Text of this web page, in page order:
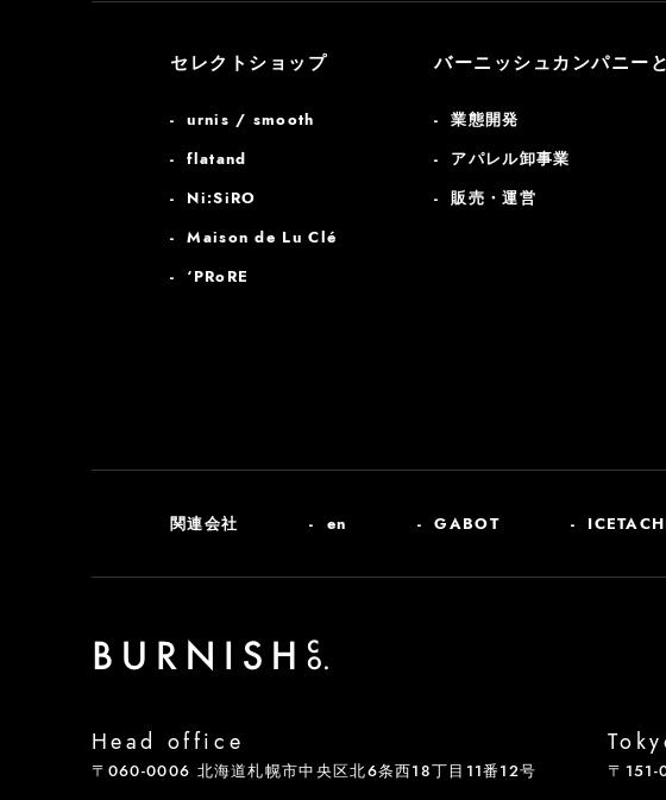
セレクトショップ
urnis / smooth
flatand
Ni:SiRO
Maison de Lu Clé
‘PRoRE
バーニッシュカンパニー
業態開発
アパレル卸事業
販売・運営
関連会社 en GABOT
Head office
〒060-0006 北海道札幌市中央区北6条西18丁目11番12号 〒151-